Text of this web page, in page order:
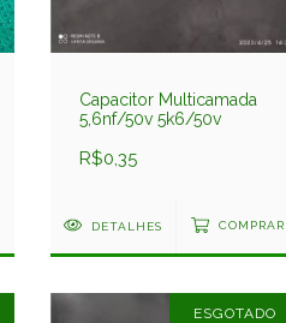
Capacitor Multicamada
5,6nf/50v 5k6/50v
R$0,35
DETALHES COMPRAR
ESGOTADO